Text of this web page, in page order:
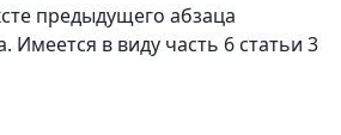
предыдущего абзаца
Имеется в виду часть 6 статьи 3